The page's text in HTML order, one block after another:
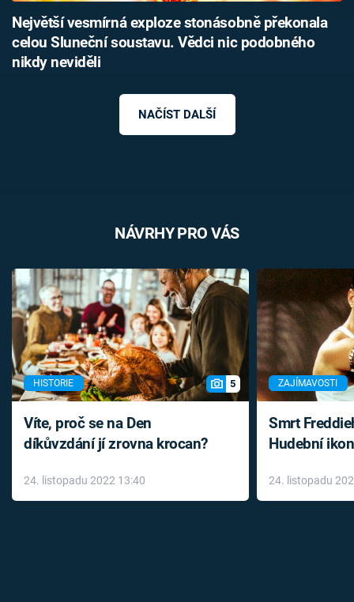
Největší vesmírná exploze stonásobně překonala
celou Sluneční soustavu. Vědci nic podobného
nikdy neviděli
NAČÍST DALŠÍ
NÁVRHY PRO VÁS
HISTORIE 5
Víte, proč se na Den
díkůvzdání jí zrovna krocan?
24. listopadu 2022 13:40
ZAJÍMAVOSTI
Smrt
Hudební
léky
24. listopadu